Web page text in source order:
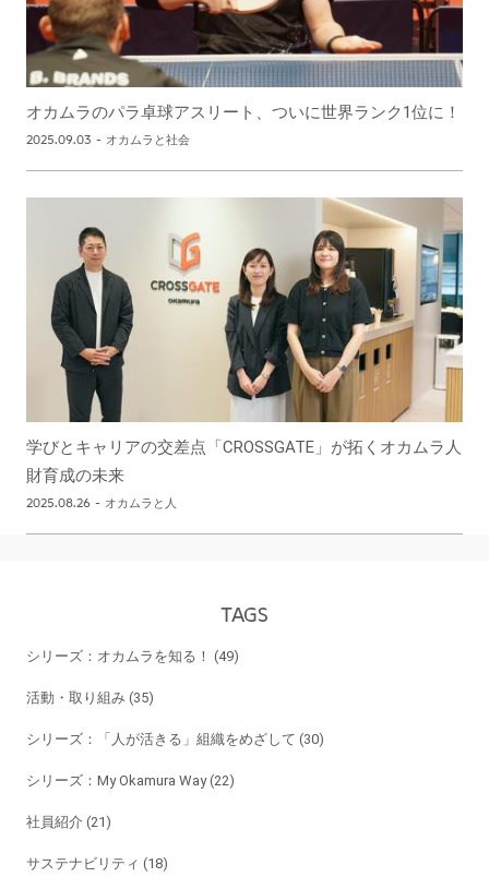
オカムラのパラ卓球アスリート、ついに世界ランク1位に！
2025.09.03 - オカムラと社会
学びとキャリアの交差点「CROSSGATE」が拓くオカムラ人
財育成の未来
2025.08.26 - オカムラと人
TAGS
シリーズ：オカムラを知る！ (49)
活動・取り組み (35)
シリーズ：「人が活きる」組織をめざして (30)
シリーズ：My Okamura Way (22)
社員紹介 (21)
サステナビリティ (18)